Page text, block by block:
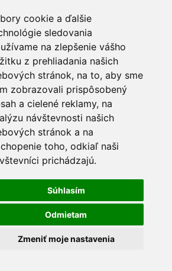
cookie a ďalšie
sledovania
na zlepšenie vášho
z prehliadania našich
stránok, na to, aby sme
zobrazovali prispôsobený
a cielené reklamy, na
návštevnosti našich
stránok a na
toho, odkiaľ naši
prichádzajú.
Súhlasím
Odmietam
Zmeniť moje nastavenia
noviniek súhlasíte so spracovaním
SLEDUJTE NÁS
ÚDAJOV
PODMIENKY
PODMIENKY - BRANDING A
technológiou reCAPTCHA. Platia
súkromia azmluvné podmienky